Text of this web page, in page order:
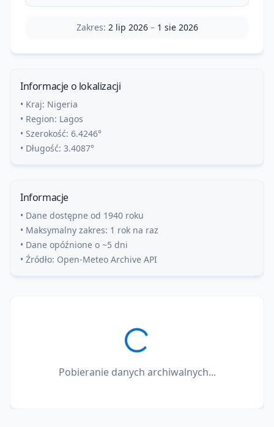
Zakres: 2 lip 2026– 1 sie 2026
Informacje o lokalizacji
• Kraj: Nigeria
• Region: Lagos
• Szerokość: 6.4246°
• Długość: 3.4087°
Informacje
• Dane dostępne od 1940 roku
• Maksymalny zakres: 1 rok na raz
• Dane opóźnione o ~5 dni
• Źródło: Open-Meteo Archive API
Pobieranie danych archiwalnych...